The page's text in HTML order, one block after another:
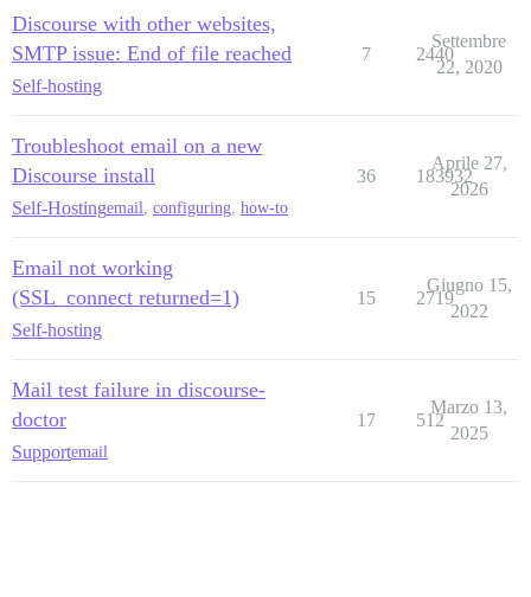
Discourse with other websites,
SMTP issue: End of file reached
Self-hosting
7 2440
Settembre
22, 2020
Troubleshoot email on a new
Discourse install
Self-Hostingemail, configuring, how-to
36 183932
Aprile 27,
2026
Email not working
(SSL_connect returned=1)
Self-hosting
15 2719
Giugno 15,
2022
Mail test failure in discourse-
doctor
Supportemail
17 512
Marzo 13,
2025